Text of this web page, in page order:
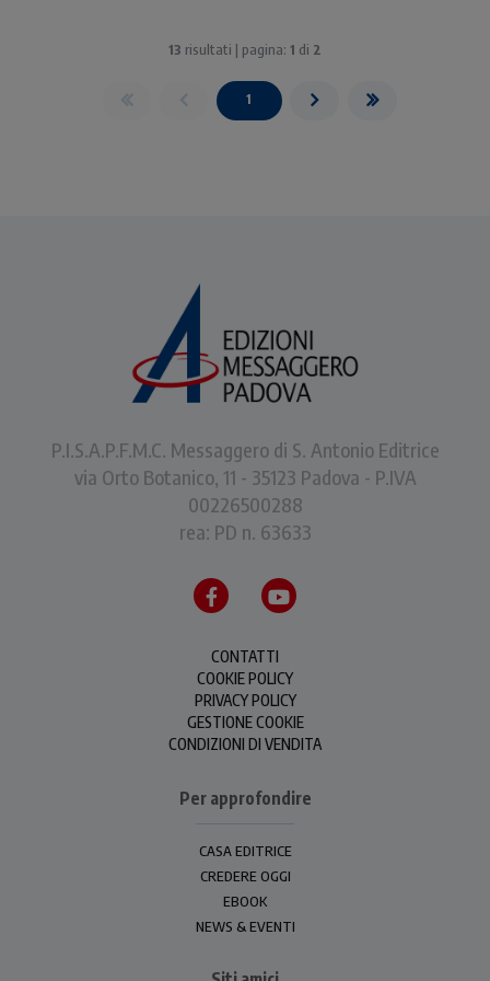
13 risultati | pagina: 1 di 2
1
P.I.S.A.P.F.M.C. Messaggero di S. Antonio Editrice
via Orto Botanico, 11 - 35123 Padova - P.IVA
00226500288
rea: PD n. 63633
CONTATTI
COOKIE POLICY
PRIVACY POLICY
GESTIONE COOKIE
CONDIZIONI DI VENDITA
Per approfondire
CASA EDITRICE
CREDERE OGGI
EBOOK
NEWS & EVENTI